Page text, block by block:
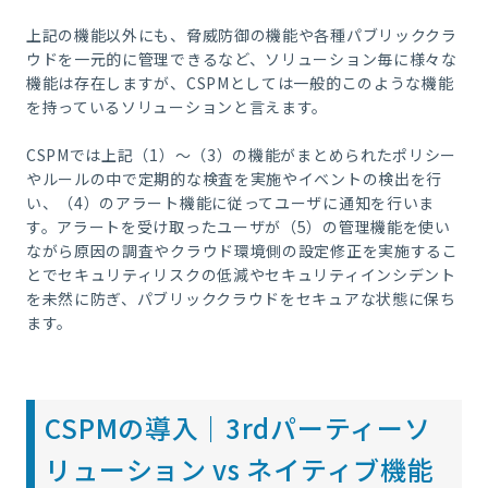
上記の機能以外にも、脅威防御の機能や各種パブリッククラ
ウドを一元的に管理できるなど、ソリューション毎に様々な
機能は存在しますが、CSPMとしては一般的このような機能
を持っているソリューションと言えます。
CSPMでは上記（1）～（3）の機能がまとめられたポリシー
やルールの中で定期的な検査を実施やイベントの検出を行
い、（4）のアラート機能に従ってユーザに通知を行いま
す。アラートを受け取ったユーザが（5）の管理機能を使い
ながら原因の調査やクラウド環境側の設定修正を実施するこ
とでセキュリティリスクの低減やセキュリティインシデント
を未然に防ぎ、パブリッククラウドをセキュアな状態に保ち
ます。
CSPMの導入｜3rdパーティーソ
リューション vs ネイティブ機能